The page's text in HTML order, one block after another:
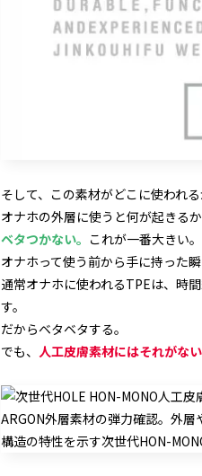
そして、この素材がどこに使われる
オナホの外層に使うと何が起きる
ベタつかない。 これが一番大きい。
オナホって使う前から手に持った
通常オナホに使われるTPEは、時
す。
だからベタベタする。
でも、 人工皮膚素材にはそれがな